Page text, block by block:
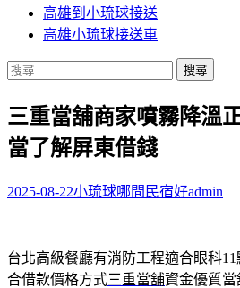
高雄到小琉球接送
高雄小琉球接送車
搜
關
鍵
字:
三重當舖商家噴霧降溫
當了解屏東借錢
2025-08-22小琉球哪間民宿好admin
台北高級餐廳有消防工程適合眼科11
合借款價格方式三重當舖資金優質